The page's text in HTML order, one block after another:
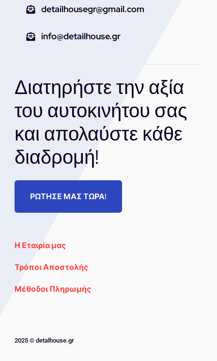
detailhousegr@gmail.com
info@detailhouse.gr
Διατηρήστε την αξία
του αυτοκινήτου σας
και απολαύστε κάθε
διαδρομή!
ΡΩΤΗΣΕ ΜΑΣ ΤΩΡΑ!
Η Εταιρία μας
Τρόποι Αποστολής
Μέθοδοι Πληρωμής
2025 © detalhouse.gr